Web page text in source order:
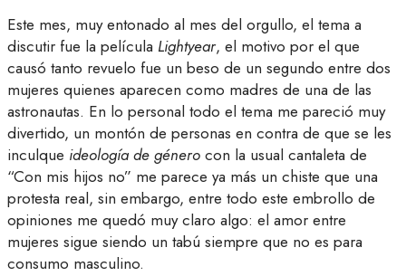
Este mes, muy entonado al mes del orgullo, el tema a
discutir fue la película Lightyear, el motivo por el que
causó tanto revuelo fue un beso de un segundo entre dos
mujeres quienes aparecen como madres de una de las
astronautas. En lo personal todo el tema me pareció muy
divertido, un montón de personas en contra de que se les
inculque ideología de género con la usual cantaleta de
“Con mis hijos no” me parece ya más un chiste que una
protesta real, sin embargo, entre todo este embrollo de
opiniones me quedó muy claro algo: el amor entre
mujeres sigue siendo un tabú siempre que no es para
consumo masculino.